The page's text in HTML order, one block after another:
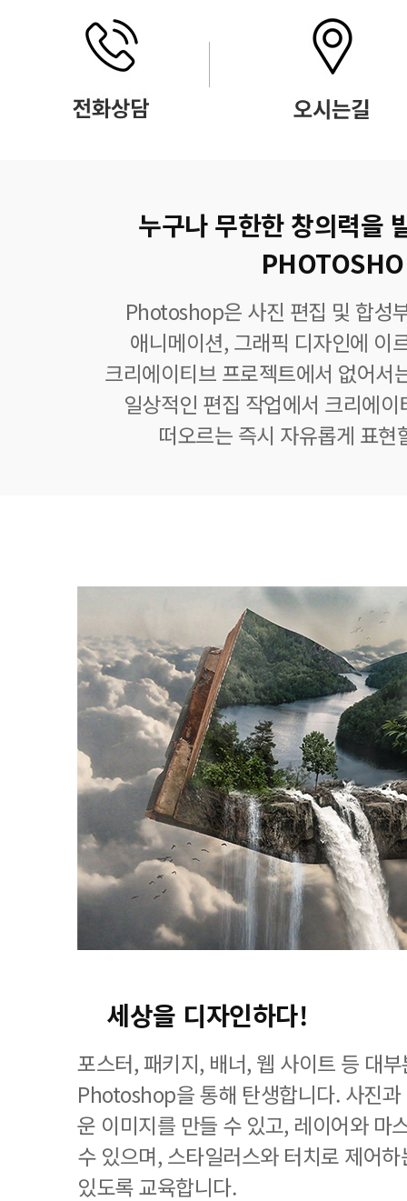
누구나 무한한 창의력을
Photoshop은 사진 편집 및 합성
애니메이션, 그래픽 디자인에 이
크리에이티브 프로젝트에서 없어서
일상적인 편집 작업에서 크리에
떠오르는 즉시 자유롭게 표현
세상을 디자인하다!
포스터, 패키지, 배너, 웹 사이트 등 대
Photoshop을 통해 탄생합니다. 사진
운 이미지를 만들 수 있고, 레이어와 마
수 있으며, 스타일러스와 터치로 제어
있도록 교육합니다.